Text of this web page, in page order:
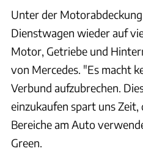
Unter der
Dienstwagen wieder auf
Motor, Getriebe und
von Mercedes. "Es macht
Verbund aufzubrechen.
einzukaufen spart uns
Bereiche am Auto
Green.